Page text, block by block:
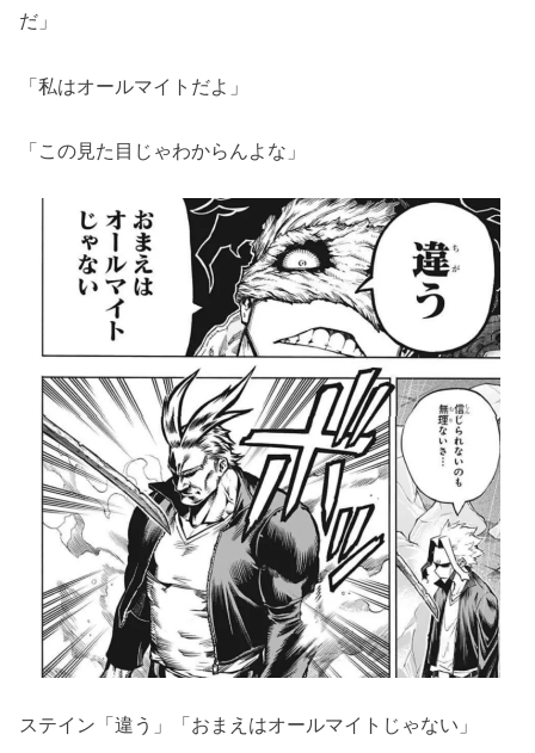
だ」
「私はオールマイトだよ」
「この見た目じゃわからんよな」
ステイン「違う」「おまえはオールマイトじゃない」